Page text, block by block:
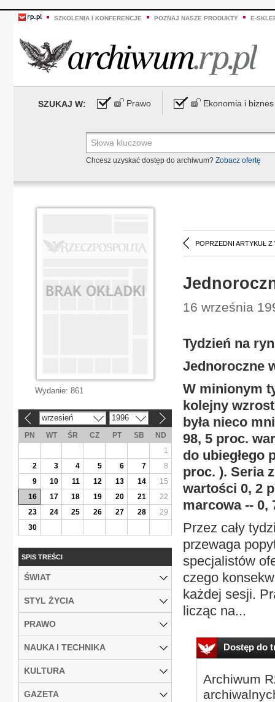
SZKOLENIA I KONFERENCJE POZNAJ NASZE PRODUKTY E-
SZUKAJ W: Prawo Ekonomia i biznes
Chcesz uzyskać dostęp do archiwum? Zobacz ofertę
POPRZEDNI ARTYKUŁ Z
16 września
Tydzień na
Jednoroczne
W minionym
kolejny
była nieco
98, 5 proc.
do ubiegłego
proc. ). Seria
wartości 0, 2
marcowa -- 0,
Przez cały
przewaga
specjalistów
czego
każdej sesji.
licząc na...
Dostęp do
Archiwum
Wydanie: 861
wrzesień 1996
PN WT ŚR CZ PT SB
ND
1
2
3 4 5 6 7
8
9
10 11 12 13 14
15
16
17 18 19 20 21
22
23
24 25 26 27 28
29
30
SPIS TREŚCI
ŚWIAT
STYL ŻYCIA
PRAWO
NAUKA I TECHNIKA
KULTURA
GAZETA